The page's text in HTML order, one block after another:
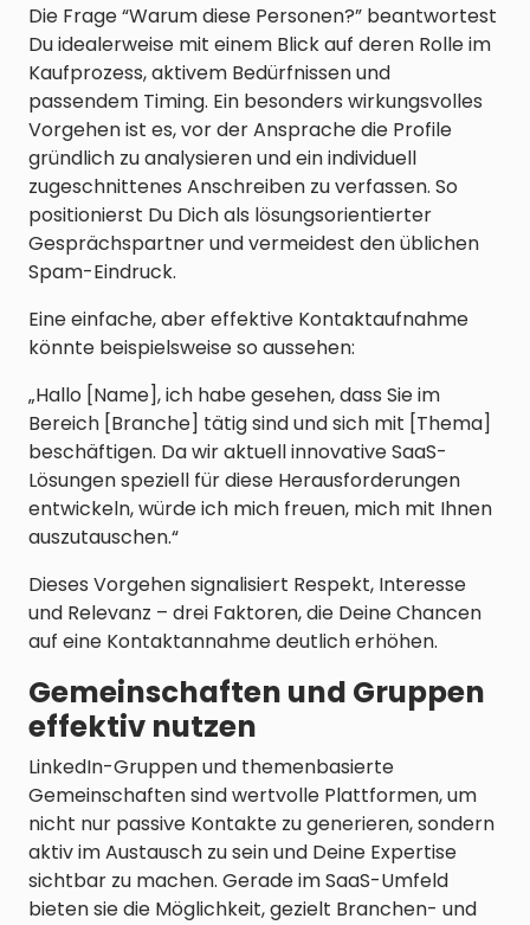
Die Frage “Warum diese Personen?” beantwortest
Du idealerweise mit einem Blick auf deren Rolle im
Kaufprozess, aktivem Bedürfnissen und
passendem Timing. Ein besonders wirkungsvolles
Vorgehen ist es, vor der Ansprache die Profile
gründlich zu analysieren und ein individuell
zugeschnittenes Anschreiben zu verfassen. So
positionierst Du Dich als lösungsorientierter
Gesprächspartner und vermeidest den üblichen
Spam-Eindruck.
Eine einfache, aber effektive Kontaktaufnahme
könnte beispielsweise so aussehen:
„Hallo [Name], ich habe gesehen, dass Sie im
Bereich [Branche] tätig sind und sich mit [Thema]
beschäftigen. Da wir aktuell innovative SaaS-
Lösungen speziell für diese Herausforderungen
entwickeln, würde ich mich freuen, mich mit Ihnen
auszutauschen.“
Dieses Vorgehen signalisiert Respekt, Interesse
und Relevanz – drei Faktoren, die Deine Chancen
auf eine Kontaktannahme deutlich erhöhen.
Gemeinschaften und Gruppen
effektiv nutzen
LinkedIn-Gruppen und themenbasierte
Gemeinschaften sind wertvolle Plattformen, um
nicht nur passive Kontakte zu generieren, sondern
aktiv im Austausch zu sein und Deine Expertise
sichtbar zu machen. Gerade im SaaS-Umfeld
bieten sie die Möglichkeit, gezielt Branchen- und